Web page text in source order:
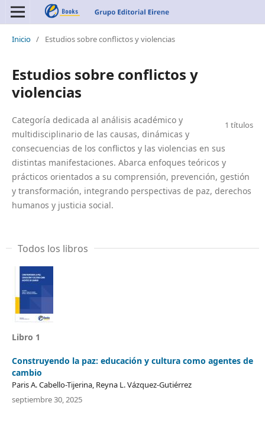
Inicio / Estudios sobre conflictos y violencias
Estudios sobre conflictos y
violencias
1 títulos
Categoría dedicada al análisis académico y
multidisciplinario de las causas, dinámicas y
consecuencias de los conflictos y las violencias en sus
distintas manifestaciones. Abarca enfoques teóricos y
prácticos orientados a su comprensión, prevención, gestión
y transformación, integrando perspectivas de paz, derechos
humanos y justicia social.
Todos los libros
Libro 1
Construyendo la paz: educación y cultura como agentes de
cambio
Paris A. Cabello-Tijerina, Reyna L. Vázquez-Gutiérrez
septiembre 30, 2025